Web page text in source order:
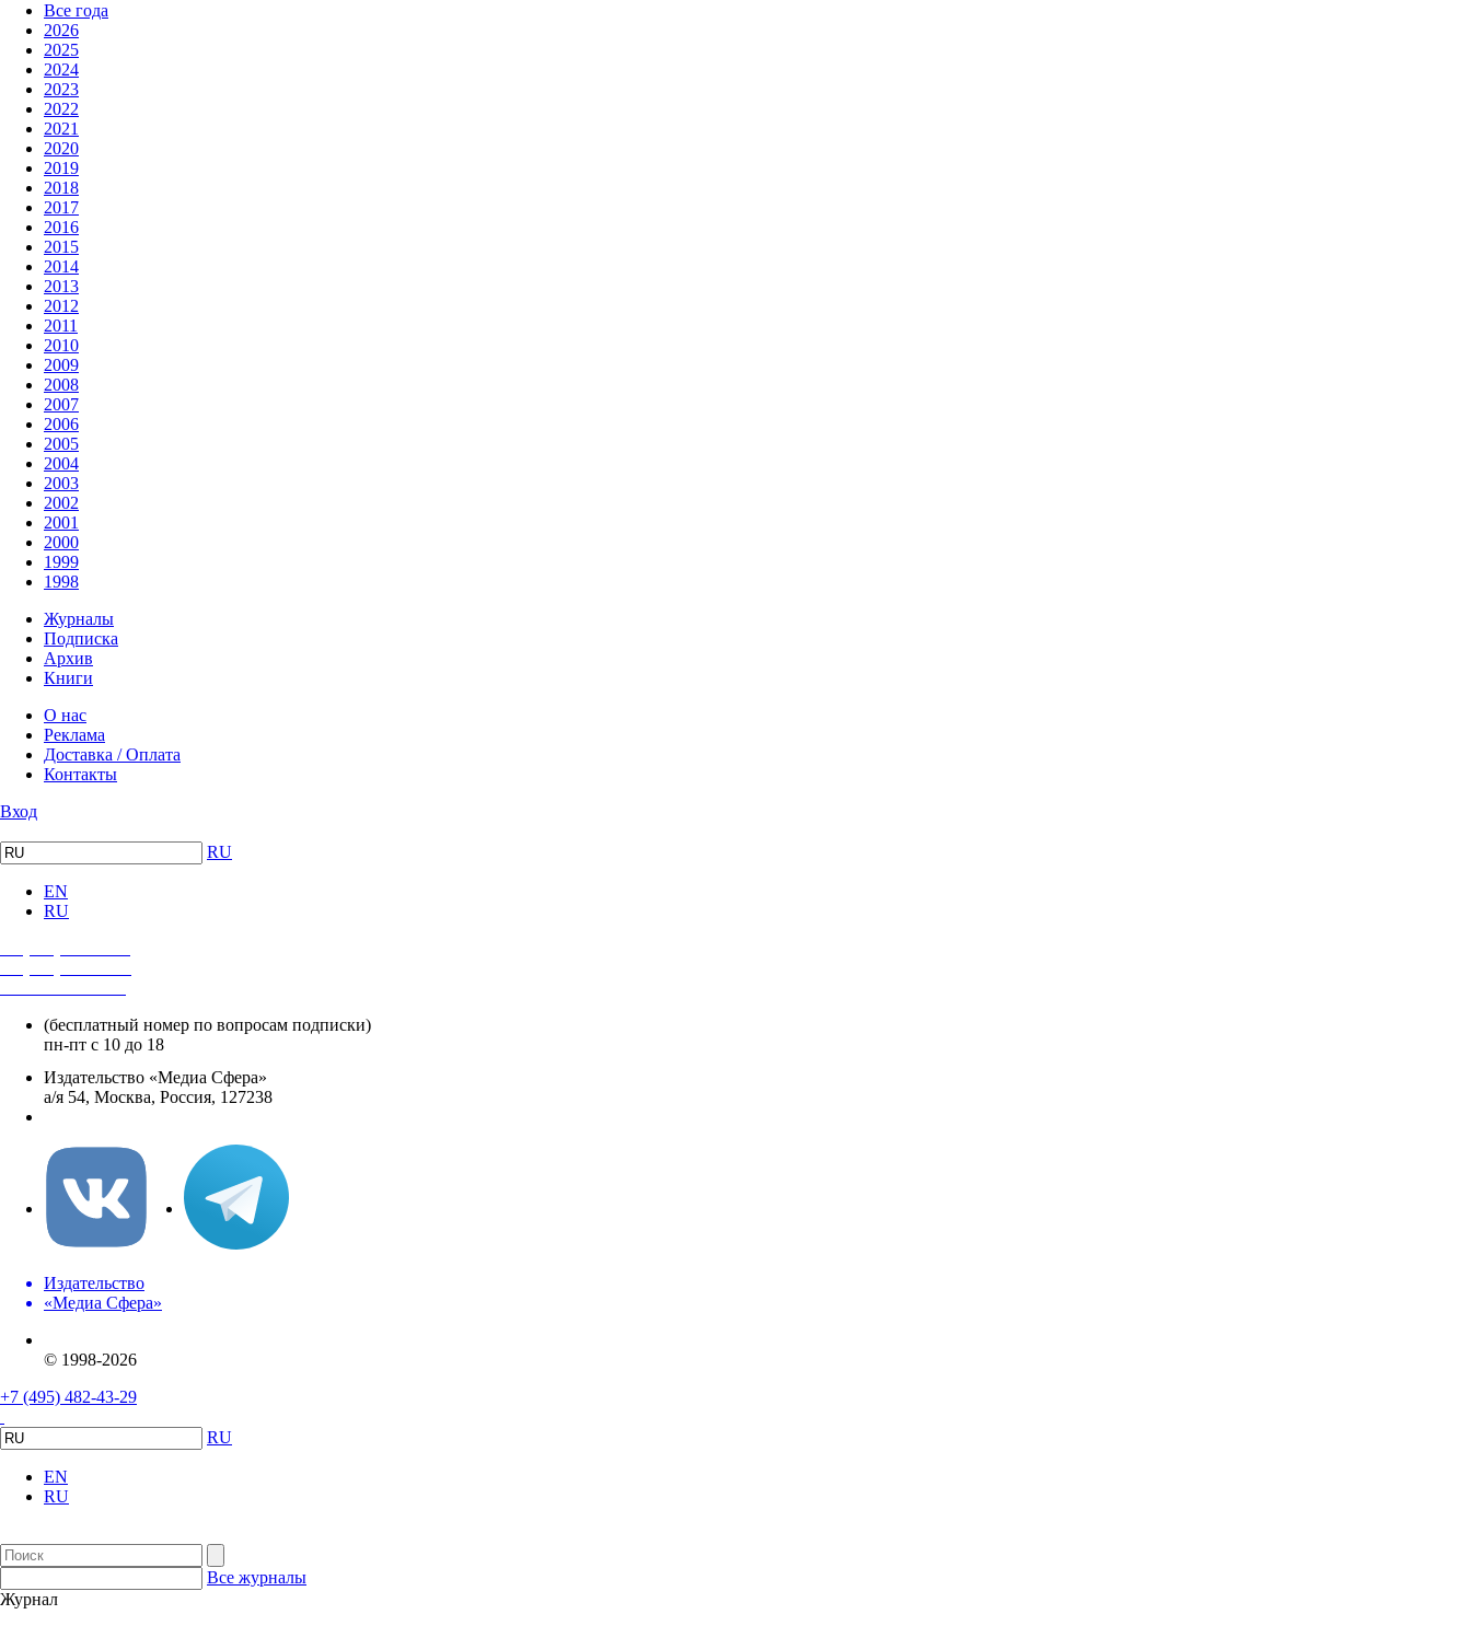
Все года
2026
2025
2024
2023
2022
2021
2020
2019
2018
2017
2016
2015
2014
2013
2012
2011
2010
2009
2008
2007
2006
2005
2004
2003
2002
2001
2000
1999
1998
Журналы
Подписка
Архив
Книги
О нас
Реклама
Доставка / Оплата
Контакты
Вход
RU
EN
RU
(бесплатный номер по вопросам подписки)
пн-пт с 10 до 18
Издательство «Медиа Сфера»
а/я 54, Москва, Россия, 127238
Издательство
«Медиа Сфера»
© 1998-2026
+7 (495) 482-43-29
RU
EN
RU
Все журналы
Журнал